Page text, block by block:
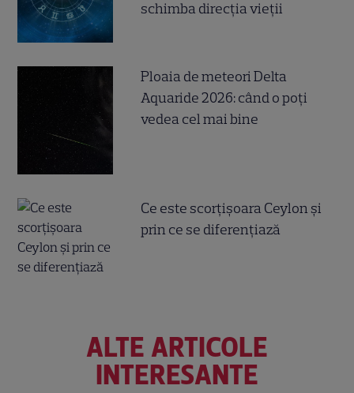
schimba direcția vieții
Ploaia de meteori Delta
Aquaride 2026: când o poți
vedea cel mai bine
Ce este scorțișoara Ceylon și
prin ce se diferențiază
ALTE ARTICOLE
INTERESANTE